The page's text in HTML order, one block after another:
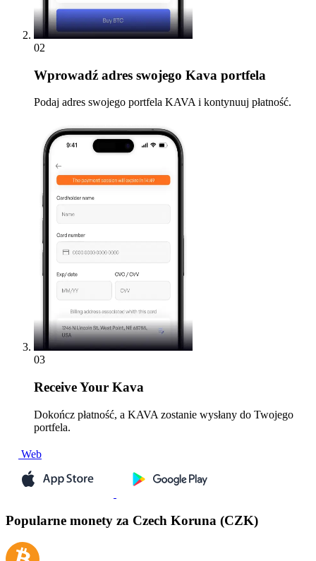
02
Wprowadź adres swojego Kava portfela
Podaj adres swojego portfela KAVA i kontynuuj płatność.
03
ReceiveYour Kava
Dokończ płatność, a KAVA zostanie wysłany do Twojego
portfela.
Web
Popularne monety za Czech Koruna (CZK)